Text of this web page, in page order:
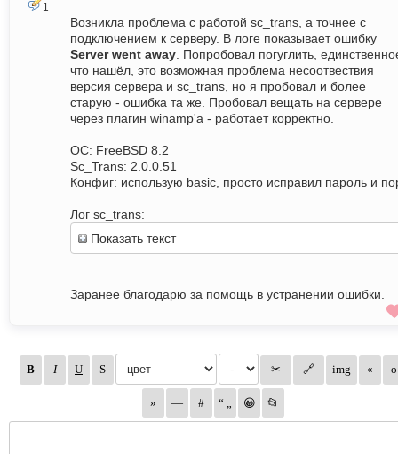
1
Возникла проблема с работой sc_trans, а точнее с
подключением к серверу. В логе показывает ошибку
Server went away . Попробовал погуглить,
что нашёл, это возможная проблема несоотвествия
версия сервера и sc_trans, но я пробовал и более
старую - ошибка та же. Пробовал вещать на сервере
через плагин winamp'a - работает корректно.
ОС: FreeBSD 8.2
Sc_Trans: 2.0.0.51
Конфиг: использую basic, просто исправил пароль и
Лог sc_trans:
Показать текст
Заранее благодарю за помощь в устранении ошибки.